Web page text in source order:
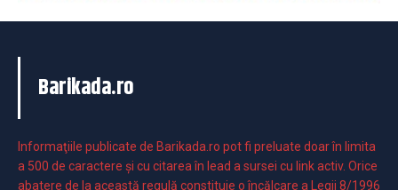
Barikada.ro
Informaţiile publicate de Barikada.ro pot fi preluate doar în limita
a 500 de caractere şi cu citarea în lead a sursei cu link activ. Orice
abatere de la această regulă constituie o încălcare a Legii 8/1996